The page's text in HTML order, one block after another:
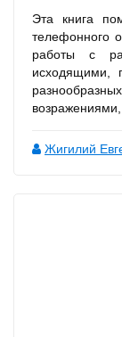
Эта книга
телефонного
работы с
исходящими,
возражениями,
Жигилий